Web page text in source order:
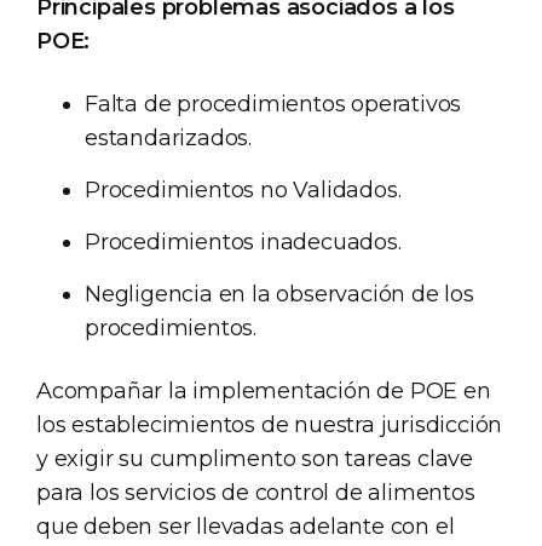
Principales problemas asociados a los
POE:
Falta de procedimientos operativos
estandarizados.
Procedimientos no Validados.
Procedimientos inadecuados.
Negligencia en la observación de los
procedimientos.
Acompañar la implementación de POE en
los establecimientos de nuestra jurisdicción
y exigir su cumplimento son tareas clave
para los servicios de control de alimentos
que deben ser llevadas adelante con el